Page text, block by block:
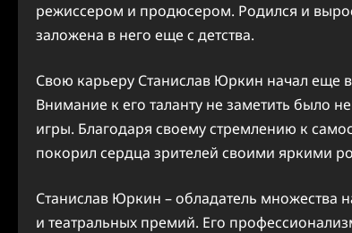
режиссером и продюсером. Родился и
заложена в него еще с детства.
Свою карьеру Станислав Юркин начал еще в
Внимание к его таланту не заметить было
игры. Благодаря своему стремлению к
покорил сердца зрителей своими яркими
Станислав Юркин – обладатель множества
и театральных премий. Его